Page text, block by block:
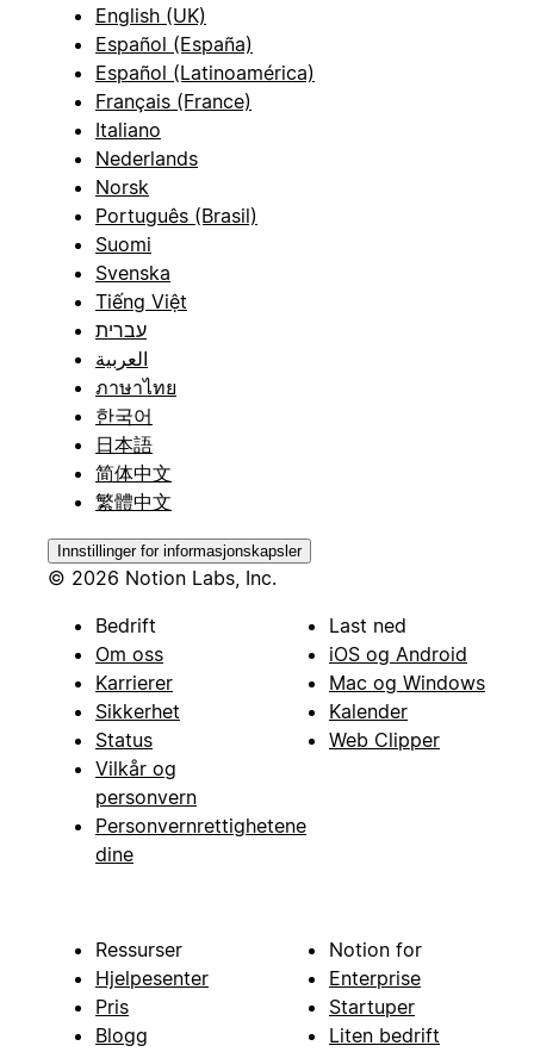
English (UK)
Español (España)
Español (Latinoamérica)
Français (France)
Italiano
Nederlands
Norsk
Português (Brasil)
Suomi
Svenska
Tiếng Việt
עברית
العربية
ภาษาไทย
한국어
日本語
简体中文
繁體中文
Innstillinger for informasjonskapsler
© 2026 Notion Labs, Inc.
Bedrift
Om oss
Karrierer
Sikkerhet
Status
Vilkår og
personvern
Personvernrettighetene
dine
Last ned
iOS og Android
Mac og Windows
Kalender
Web Clipper
Ressurser
Hjelpesenter
Pris
Blogg
Notion for
Enterprise
Startuper
Liten bedrift